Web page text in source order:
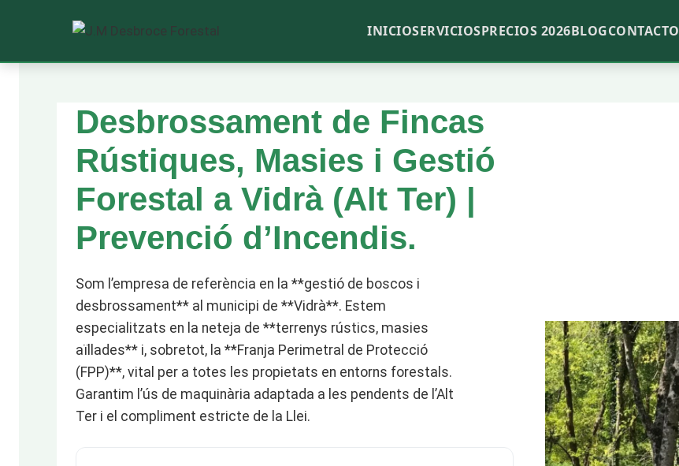
INICIOSERVICIOSPRECIOS 2026BLOGCONTACTO
Desbrossament de Fincas
Rústiques, Masies i Gestió
Forestal a Vidrà (Alt Ter) |
Prevenció d’Incendis.
Som l’empresa de referència en la **gestió de boscos i
desbrossament** al municipi de **Vidrà**. Estem
especialitzats en la neteja de **terrenys rústics, masies
aïllades** i, sobretot, la **Franja Perimetral de Protecció
(FPP)**, vital per a totes les propietats en entorns forestals.
Garantim l’ús de maquinària adaptada a les pendents de l’Alt
Ter i el compliment estricte de la Llei.